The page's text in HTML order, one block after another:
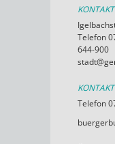
Telefon
644-900
Telefon